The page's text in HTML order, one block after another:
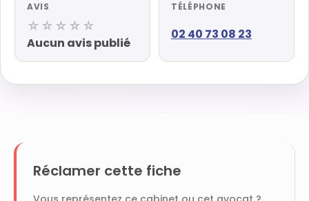
AVIS
☆☆☆☆☆
Aucun avis publié
TÉLÉPHONE
02 40 73 08 23
Réclamer cette fiche